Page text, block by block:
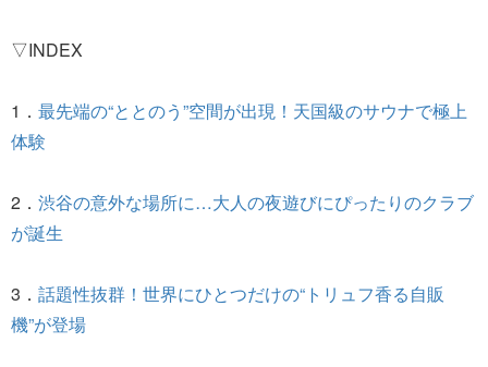
▽INDEX
1． 最先端の“ととのう”空間が出現！天国級のサウナで極上
体験
2． 渋谷の意外な場所に…大人の夜遊びにぴったりのクラブ
が誕生
3． 話題性抜群！世界にひとつだけの“トリュフ香る自販
機”が登場